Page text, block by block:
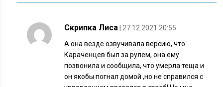
Скрипка Лиса
| 27.12.2021 20:55
А она везде озвучивала версию, что
Караченцев был за рулём, она ему
позвонила и сообщила, что умерла теща и
он якобы погнал домой ,но не справился с